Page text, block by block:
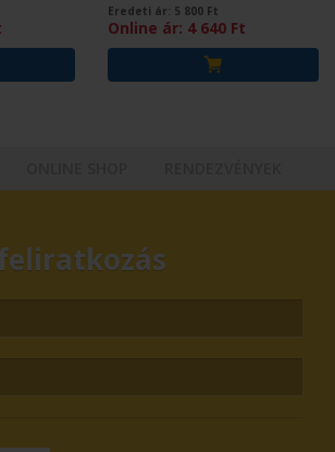
Eredeti ár: 5 800 Ft
Online ár: 4 640 Ft